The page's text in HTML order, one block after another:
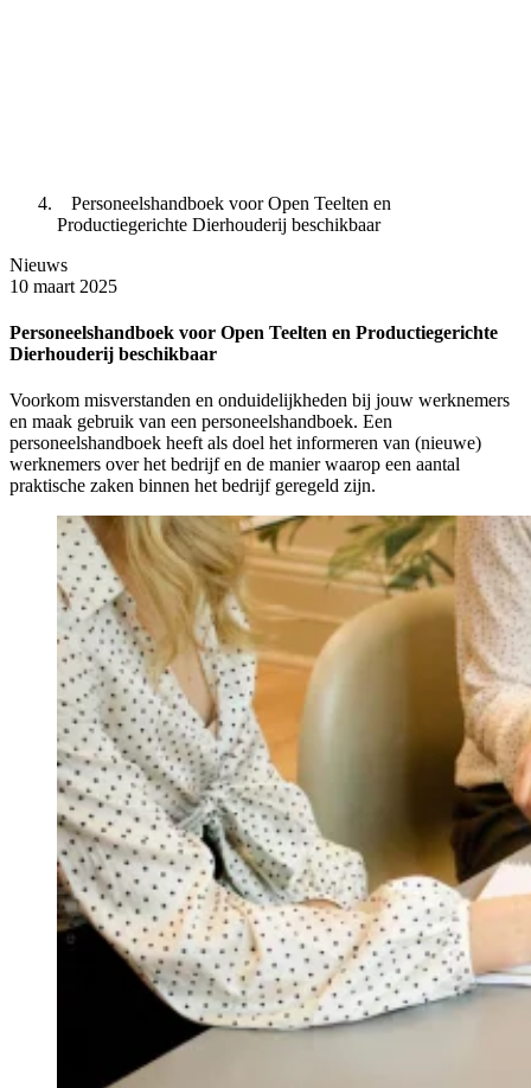
Personeelshandboek voor Open Teelten en
Productiegerichte Dierhouderij beschikbaar
Nieuws
10 maart 2025
Personeelshandboek voor Open Teelten en Productiegerichte
Dierhouderij beschikbaar
Voorkom misverstanden en onduidelijkheden bij jouw werknemers
en maak gebruik van een personeelshandboek. Een
personeelshandboek heeft als doel het informeren van (nieuwe)
werknemers over het bedrijf en de manier waarop een aantal
praktische zaken binnen het bedrijf geregeld zijn.